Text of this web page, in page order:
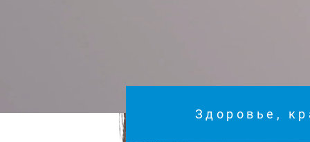
Здоровье,